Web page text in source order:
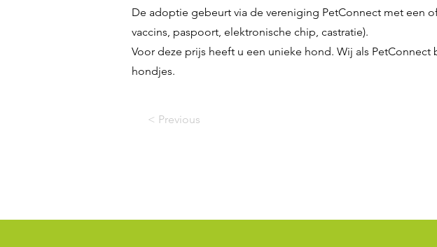
De adoptie gebeurt via de vereniging PetConnect met een
vaccins, paspoort, elektronische chip, castratie).
Voor deze prijs heeft u een unieke hond. Wij als
hondjes.
< Previous